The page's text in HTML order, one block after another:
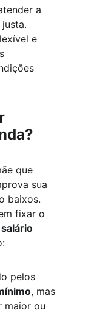
a
e
que
sua
baixos.
fixar o
salário
pelos
, mas
maior ou